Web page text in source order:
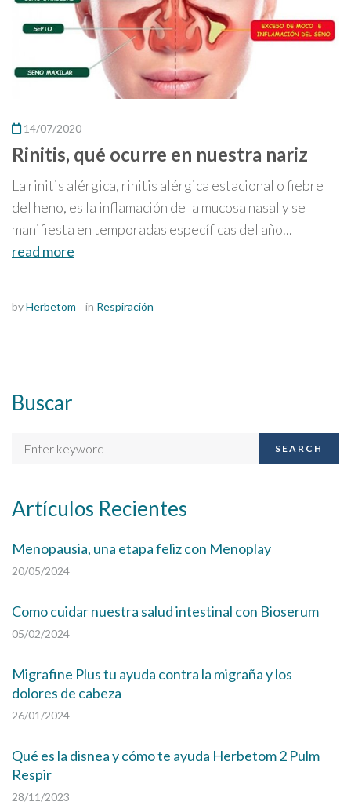
14/07/2020
Rinitis, qué ocurre en nuestra nariz
La rinitis alérgica, rinitis alérgica estacional o fiebre
del heno, es la inflamación de la mucosa nasal y se
manifiesta en temporadas específicas del año...
read more
byHerbetom in Respiración
Buscar
SEARCH
Artículos Recientes
Menopausia, una etapa feliz con Menoplay
20/05/2024
Como cuidar nuestra salud intestinal con Bioserum
05/02/2024
Migrafine Plus tu ayuda contra la migraña y los
dolores de cabeza
26/01/2024
Qué es la disnea y cómo te ayuda Herbetom 2 Pulm
Respir
28/11/2023